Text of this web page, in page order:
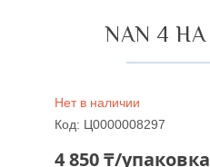
NAN 4
Нет в наличии
Код: Ц0000008297
4 850 ₸/упаковка